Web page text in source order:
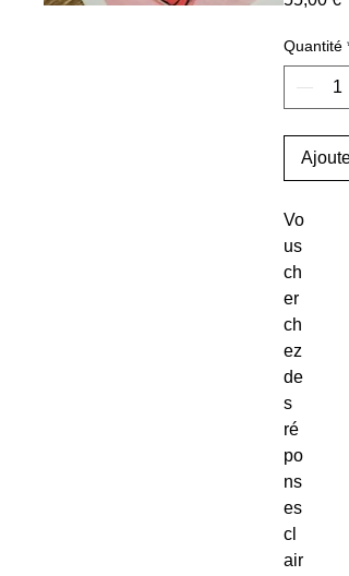
Quantité *
Vo
us
ch
er
ch
ez
de
s
ré
po
ns
es
cl
air